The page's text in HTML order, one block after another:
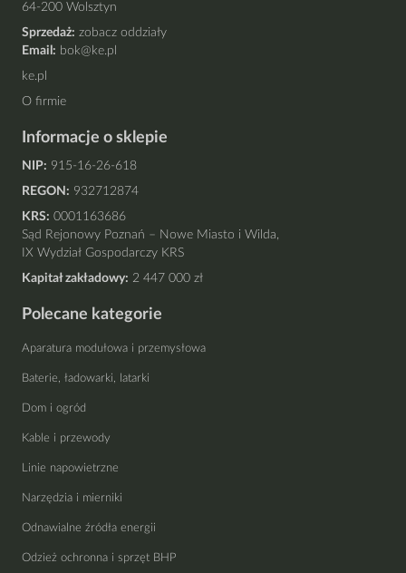
64-200 Wolsztyn
Sprzedaż: zobacz oddziały
Email: bok@ke.pl
ke.pl
O firmie
Informacje o sklepie
NIP: 915-16-26-618
REGON: 932712874
KRS: 0001163686
Sąd Rejonowy Poznań – Nowe Miasto i Wilda,
IX Wydział Gospodarczy KRS
Kapitał zakładowy: 2 447 000 zł
Polecane kategorie
Aparatura modułowa i przemysłowa
Baterie, ładowarki, latarki
Dom i ogród
Kable i przewody
Linie napowietrzne
Narzędzia i mierniki
Odnawialne źródła energii
Odzież ochronna i sprzęt BHP